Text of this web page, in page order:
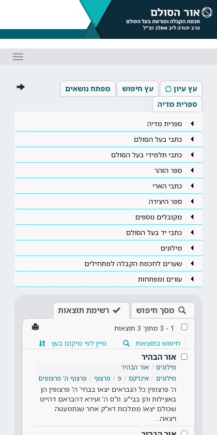
עץ עיון עץ חיפוש
מפתח נושאים
ספרית מדיה
ספרית מדיה
כתבי בעל הסולם
כתבי תלמידי בעל הסולם
ספר הזהר
כתבי הארי
ספר היצירה
מקובלים נוספים
כתבי יד בעל הסולם
מילונים
שערים לחכמת הקבלה למתחילים
עזרים ומפתחות
מסך חיפוש רשימת תוצאות
1
-
3 מתוך 3 תוצאות
חיפוש בתוצאות
מיין לפי מיקום בעץ
אור הבהיר
מילונים
אור הבהיר
מילונים
אינדקס פ פרצוף פרצוף ה' פרצופים
ה' פרצופין כל הנבראים יצאו בבחי' ה' פרצופין הן
באצילות והן בבי"ע. וז"ס ה' זעירא דהבראם דהיינו
שכולם יצאו ממלכות דא"ק אחר שנתמעטה
ויצאה…